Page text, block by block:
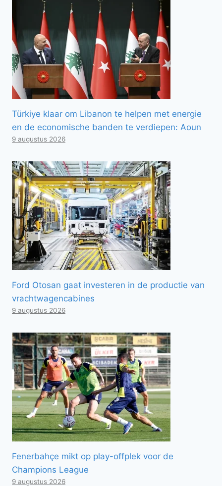
Türkiye klaar om Libanon te helpen met energie
en de economische banden te verdiepen: Aoun
9 augustus 2026
Ford Otosan gaat investeren in de productie van
vrachtwagencabines
9 augustus 2026
Fenerbahçe mikt op play-offplek voor de
Champions League
9 augustus 2026